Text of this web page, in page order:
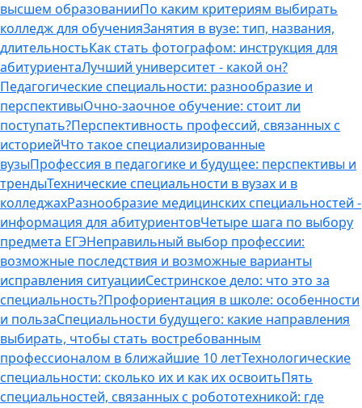
высшем образованииПо каким критериям выбирать
колледж для обученияЗанятия в вузе: тип, названия,
длительностьКак стать фотографом: инструкция для
абитуриентаЛучший университет - какой он?
Педагогические специальности: разнообразие и
перспективыОчно-заочное обучение: стоит ли
поступать?Перспективность профессий, связанных с
историейЧто такое специализированные
вузыПрофессия в педагогике и будущее: перспективы и
трендыТехнические специальности в вузах и в
колледжахРазнообразие медицинских специальностей -
информация для абитуриентовЧетыре шага по выбору
предмета ЕГЭНеправильный выбор профессии:
возможные последствия и возможные варианты
исправления ситуацииСестринское дело: что это за
специальность?Профориентация в школе: особенности
и пользаСпециальности будущего: какие направления
выбирать, чтобы стать востребованным
профессионалом в ближайшие 10 летТехнологические
специальности: сколько их и как их освоитьПять
специальностей, связанных с робототехникой: где